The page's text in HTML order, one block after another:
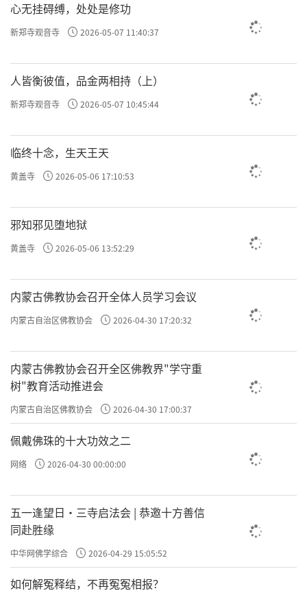
心无挂碍缚，处处是修功
新郑寺观音寺 2026-05-07 11:40:37
人皆衡彼值，品金两相持（上）
新郑寺观音寺 2026-05-07 10:45:44
临终十念，生天王天
黄盖寺 2026-05-06 17:10:53
邪知邪见堕地狱
黄盖寺 2026-05-06 13:52:29
内蒙古佛教协会召开全体人员学习会议
内蒙古自治区佛教协会 2026-04-30 17:20:32
内蒙古佛教协会召开全区佛教界"学守重
树"教育活动推进会
内蒙古自治区佛教协会 2026-04-30 17:00:37
佩戴佛珠的十大功效之二
网络 2026-04-30 00:00:00
五一逢望日・三寺启法会 | 恭邀十方善信
同赴胜缘
中华网佛学综合 2026-04-29 15:05:52
如何解冤释结，不再冤冤相报？